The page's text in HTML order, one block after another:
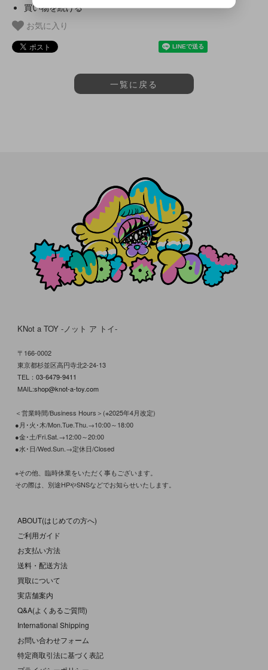
買い物を続ける
お気に入り
一覧に戻る
KNot a TOY -ノット ア トイ-
〒166-0002
東京都杉並区高円寺北2-24-13
TEL： 03-6479-9411
MAIL:shop@knot-a-toy.com
＜営業時間/Business Hours＞(※2025年4月改定)
●月･火･木/Mon.Tue.Thu.→10:00～18:00
●金･土/Fri.Sat.→12:00～20:00
●水･日/Wed.Sun.→定休日/Closed
※その他、臨時休業をいただく事もございます。
その際は、別途HPやSNSなどでお知らせいたします。
ABOUT(はじめての方へ)
ご利用ガイド
お支払い方法
送料・配送方法
買取について
実店舗案内
Q&A(よくあるご質問)
International Shipping
お問い合わせフォーム
特定商取引法に基づく表記